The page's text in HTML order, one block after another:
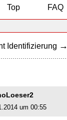
Top
FAQ
Identifizierung →
um 00:55